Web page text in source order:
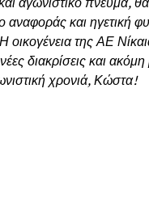
αναφοράς και ηγετική
οικογένεια της ΑΕ
διακρίσεις και ακόμη
χρονιά, Κώστα!